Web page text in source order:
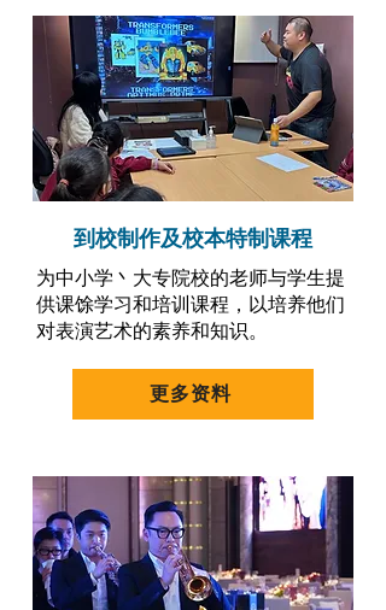
到校制作及校本特制课程
为中小学丶大专院校的老师与学生提
供课馀学习和培训课程，以培养他们
对表演艺术的素养和知识。
更多资料